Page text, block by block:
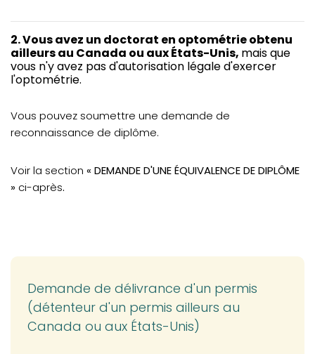
Recours en révision, plainte et protection des droits des
stagiaires
2. Vous avez un doctorat en optométrie obtenu
ailleurs au Canada ou aux États-Unis, mais que
vous n'y avez pas d'autorisation légale d'exercer
l'optométrie.
Vous pouvez soumettre une demande de
reconnaissance de diplôme.
Voir la section « DEMANDE D'UNE ÉQUIVALENCE DE DIPLÔME
» ci-après.
Demande de délivrance d'un permis
(détenteur d'un permis ailleurs au
Canada ou aux États-Unis)